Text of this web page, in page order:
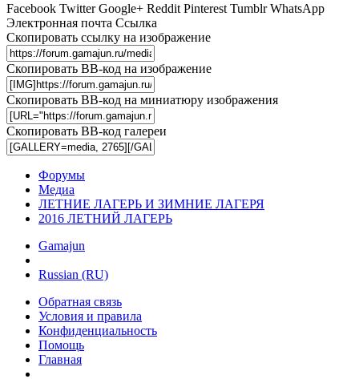
Facebook Twitter Google+ Reddit Pinterest Tumblr WhatsApp
Электронная почта Ссылка
Скопировать ссылку на изображение
Скопировать BB-код на изображение
Скопировать BB-код на миниатюру изображения
Скопировать BB-код галереи
Форумы
Медиа
ЛЕТНИЕ ЛАГЕРЬ И ЗИМНИЕ ЛАГЕРЯ
2016 ЛЕТНИЙ ЛАГЕРЬ
Gamajun
Russian (RU)
Обратная связь
Условия и правила
Конфиденциальность
Помощь
Главная